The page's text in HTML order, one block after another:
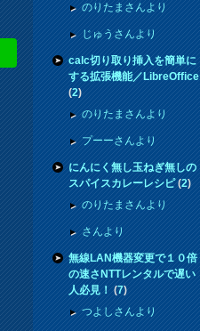
のりたまさんより
じゅうさんより
calc切り取り挿入を簡単に
する拡張機能／LibreOffice
(2)
のりたまさんより
プーーさんより
にんにく無し玉ねぎ無しの
スパイスカレーレシピ(2)
のりたまさんより
さんより
無線LAN機器変更で１０倍
の速さNTTレンタルで遅い
人必見！(7)
つよしさんより